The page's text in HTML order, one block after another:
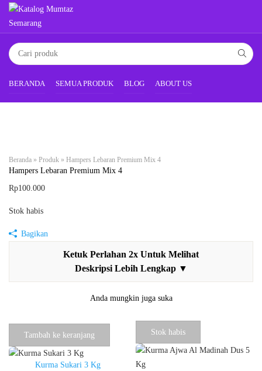
BERANDA SEMUA PRODUK BLOG ABOUT US
Beranda » Produk » Hampers Lebaran Premium Mix 4
Hampers Lebaran Premium Mix 4
Rp100.000
Stok habis
Bagikan
Anda mungkin juga suka
Tambah ke keranjang
Kurma Sukari 3 Kg
Stok habis